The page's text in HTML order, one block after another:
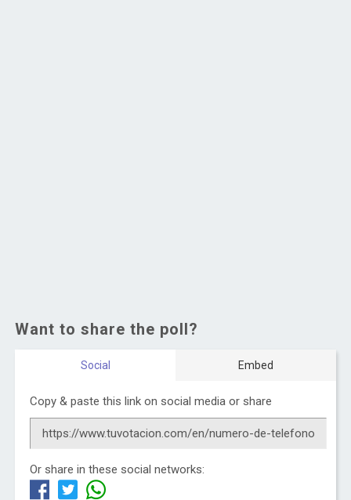
Want to share the poll?
Social Embed
Copy & paste this link on social media or share
Or share in these social networks: